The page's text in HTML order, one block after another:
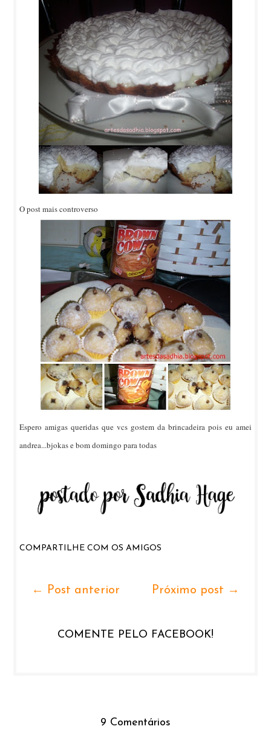
O post mais controverso
Espero amigas queridas que vcs gostem da brincadeira pois eu amei
andrea...bjokas e bom domingo para todas
COMPARTILHE COM OS AMIGOS
Próximo post →
← Post anterior
COMENTE PELO FACEBOOK!
9 Comentários